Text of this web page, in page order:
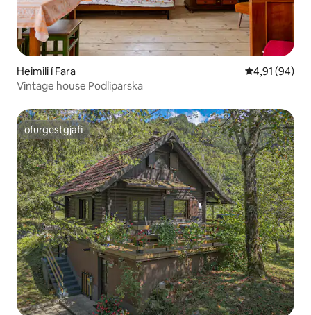
Heimili í Fara 4,91 af 5 í
4,91 (94)
Vintage house Podliparska
ofurgestgjafi
ofurgestgjafi